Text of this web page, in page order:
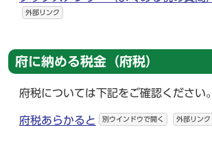
外部リンク
府に納める税金（府税）
府税については下記をご確認ください。
府税あらかると 別ウインドウで開く 外部リンク